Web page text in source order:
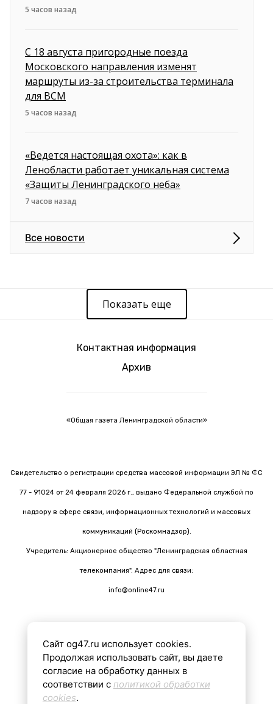
5 часов назад
С 18 августа пригородные поезда
Московского направления изменят
маршруты из-за строительства терминала
для ВСМ
5 часов назад
«Ведется настоящая охота»: как в
Ленобласти работает уникальная система
«Защиты Ленинградского неба»
7 часов назад
Все новости
Показать еще
Контактная информация
Архив
«Общая газета Ленинградской области»
Свидетельство о регистрации средства массовой информации ЭЛ № ФС
77 - 91024 от 24 февраля 2026 г., выдано Федеральной службой по
надзору в сфере связи, информационных технологий и массовых
коммуникаций (Роскомнадзор).
Учредитель: Акционерное общество "Ленинградская областная
телекомпания". Адрес для связи:
info@online47.ru
Все материалы на сайте подготовлены с помощью ИИ
16+
Сайт og47.ru использует cookies.
Продолжая использовать сайт, вы даете
согласие на обработку данных в
соответствии с политикой обработки
cookies.